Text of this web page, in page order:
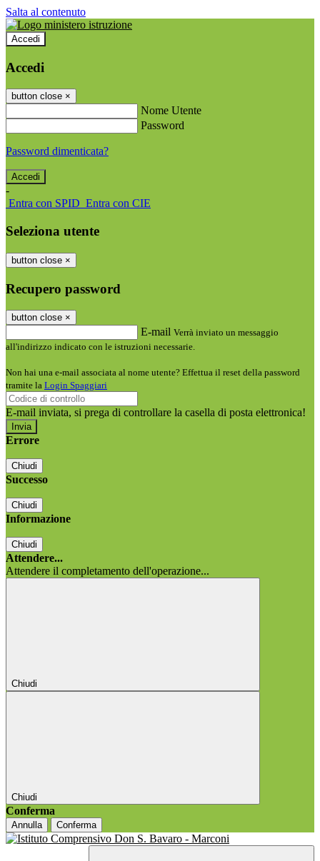
Salta al contenuto
Accedi
Accedi
button close ×
Nome Utente
Password
Password dimenticata?
-
Entra con SPID Entra con CIE
Seleziona utente
button close ×
Recupero password
button close ×
E-mail Verrà inviato un messaggio
all'indirizzo indicato con le istruzioni necessarie.
Non hai una e-mail associata al nome utente? Effettua il reset della password
tramite la Login Spaggiari
E-mail inviata, si prega di controllare la casella di posta elettronica!
Errore
Chiudi
Successo
Chiudi
Informazione
Chiudi
Attendere...
Attendere il completamento dell'operazione...
Chiudi
Chiudi
Conferma
Annulla Conferma